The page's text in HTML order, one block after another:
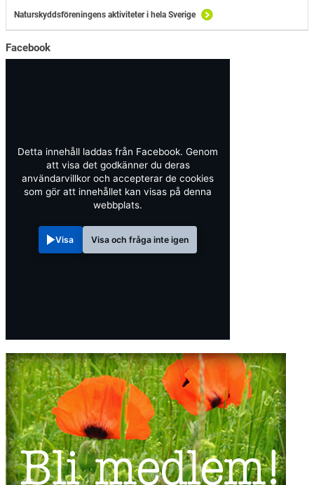
Naturskyddsföreningens aktiviteter i hela Sverige
Facebook
Detta innehåll laddas från Facebook. Genom
att visa det godkänner du deras
användarvillkor och accepterar de cookies
som gör att innehållet kan visas på denna
webbplats.
Visa Visa och fråga inte igen